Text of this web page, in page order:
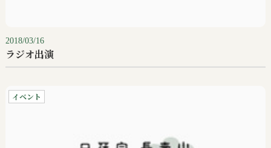
2018/03/16
ラジオ出演
イベント